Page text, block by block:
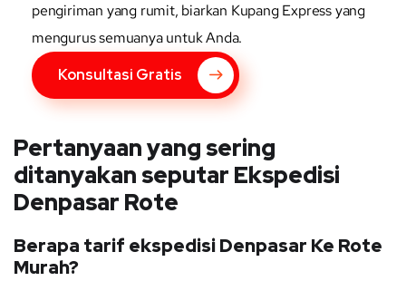
pengiriman yang rumit, biarkan Kupang Express yang
mengurus semuanya untuk Anda.
Konsultasi Gratis
Pertanyaan yang sering
ditanyakan seputar Ekspedisi
Denpasar Rote
Berapa tarif ekspedisi Denpasar Ke Rote
Murah?